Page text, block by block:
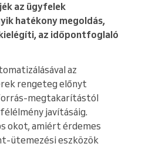
az ügyfelek
hatékony megoldás,
az időpontfoglaló
az
rengeteg előnyt
megtakarítástól
javításáig.
okot, amiért érdemes
ütemezési eszközök